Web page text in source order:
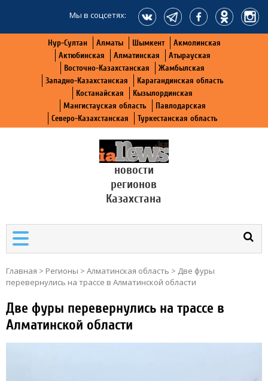
Мы в соцсетях:
Нур-Султан Алматы Шымкент
Акмолинская
Актюбинская
Алматинская
Атырауская
Восточно-Казахстанская
Жамбылская
Западно-Казахстанская
Карагандинская область
Костанайская
Кызылординская
Мангистауская область
Павлодарская
Северо-Казахстанская
Туркестанская область
новости
регионов
Казахстана
Главная > Регионы > Алматинская область > Две фуры
перевернулись на трассе в Алматинской области
Две фуры перевернулись на трассе в
Алматинской области